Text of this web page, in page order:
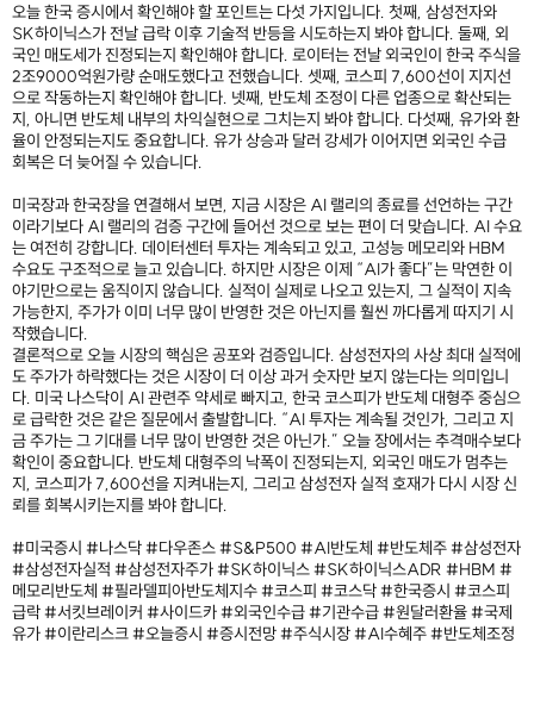
오늘 한국 증시에서 확인해야 할 포인트는 다섯 가지입니다. 첫째, 삼성전자와
SK하이닉스가 전날 급락 이후 기술적 반등을 시도하는지 봐야 합니다. 둘째, 외
국인 매도세가 진정되는지 확인해야 합니다. 로이터는 전날 외국인이 한국 주식을
2조9000억원가량 순매도했다고 전했습니다. 셋째, 코스피 7,600선이 지지선
으로 작동하는지 확인해야 합니다. 넷째, 반도체 조정이 다른 업종으로 확산되는
지, 아니면 반도체 내부의 차익실현으로 그치는지 봐야 합니다. 다섯째, 유가와 환
율이 안정되는지도 중요합니다. 유가 상승과 달러 강세가 이어지면 외국인 수급
회복은 더 늦어질 수 있습니다.
미국장과 한국장을 연결해서 보면, 지금 시장은 AI 랠리의 종료를 선언하는 구간
이라기보다 AI 랠리의 검증 구간에 들어선 것으로 보는 편이 더 맞습니다. AI 수요
는 여전히 강합니다. 데이터센터 투자는 계속되고 있고, 고성능 메모리와 HBM
수요도 구조적으로 늘고 있습니다. 하지만 시장은 이제 “AI가 좋다”는 막연한 이
야기만으로는 움직이지 않습니다. 실적이 실제로 나오고 있는지, 그 실적이 지속
가능한지, 주가가 이미 너무 많이 반영한 것은 아닌지를 훨씬 까다롭게 따지기 시
작했습니다.
결론적으로 오늘 시장의 핵심은 공포와 검증입니다. 삼성전자의 사상 최대 실적에
도 주가가 하락했다는 것은 시장이 더 이상 과거 숫자만 보지 않는다는 의미입니
다. 미국 나스닥이 AI 관련주 약세로 빠지고, 한국 코스피가 반도체 대형주 중심으
로 급락한 것은 같은 질문에서 출발합니다. “AI 투자는 계속될 것인가, 그리고 지
금 주가는 그 기대를 너무 많이 반영한 것은 아닌가.” 오늘 장에서는 추격매수보다
확인이 중요합니다. 반도체 대형주의 낙폭이 진정되는지, 외국인 매도가 멈추는
지, 코스피가 7,600선을 지켜내는지, 그리고 삼성전자 실적 호재가 다시 시장 신
뢰를 회복시키는지를 봐야 합니다.
#미국증시 #나스닥 #다우존스 #S&P500 #AI반도체 #반도체주 #삼성전자
#삼성전자실적 #삼성전자주가 #SK하이닉스 #SK하이닉스ADR #HBM #
메모리반도체 #필라델피아반도체지수 #코스피 #코스닥 #한국증시 #코스피
급락 #서킷브레이커 #사이드카 #외국인수급 #기관수급 #원달러환율 #국제
유가 #이란리스크 #오늘증시 #증시전망 #주식시장 #AI수혜주 #반도체조정